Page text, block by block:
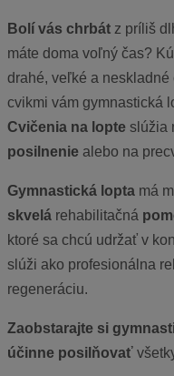
Bolí vás chrbát z príliš
máte doma voľný čas?
drahé, veľké a
cvikmi vám gymnastická
Cvičenia na lopte slúžia
posilnenie alebo na
Gymnastická lopta má
skvelá rehabilitačná
ktoré sa chcú udržať v
slúži ako profesionálna
regeneráciu.
Zaobstarajte si
účinne posilňovať